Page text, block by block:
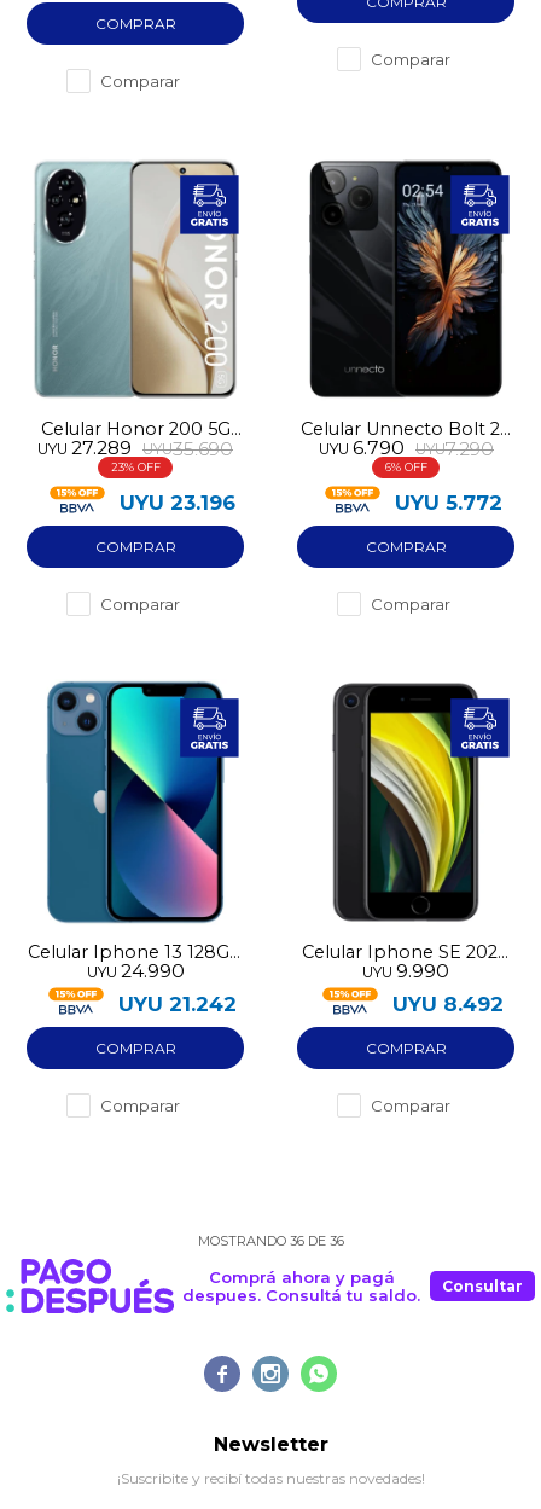
Comparar
Comparar
Celular Honor 200 5G
512GB
UYU 27.289 UYU35.690
23
UYU 23.196
Comparar
Celular Unnecto Bolt 20
256GB NFC 6GB RAM
UYU 6.790 UYU7.290
6
UYU 5.772
Comparar
Celular Iphone 13 128GB
pre-utilizado
UYU 24.990
UYU 21.242
Comparar
Celular Iphone SE 2020
64GB pre-utilizado
UYU 9.990
UYU 8.492
Comparar
MOSTRANDO 36DE 36
Comprá ahora y pagá
despues. Consultá tu saldo.
Consultar
  
Newsletter
¡Suscribite y recibí todas nuestras novedades!